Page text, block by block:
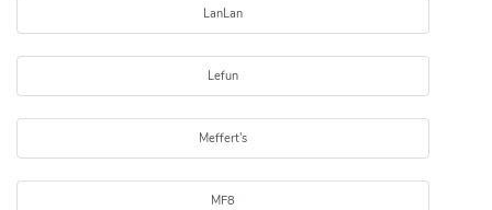
LanLan
Lefun
Meffert's
MF8